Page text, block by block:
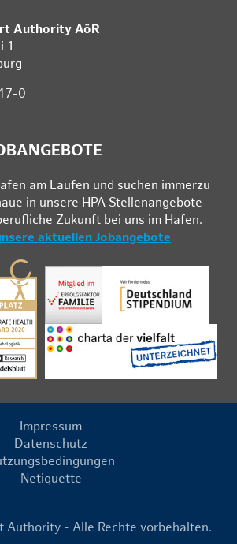
Authority AöR
1
0
am Lau­fen und su­chen im­mer­zu
in un­se­re HPA Stel­len­an­ge­bo­te
Zu­kunft bei uns im Ha­fen.
aktuellen Jobangebote
Impressum
Datenschutz
Netiquette
Authority - Alle Rechte vorbehalten.